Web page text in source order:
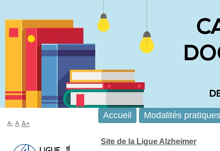
Site de la Ligue Alzheimer
Accueil Modalités pratiques
A- A A+